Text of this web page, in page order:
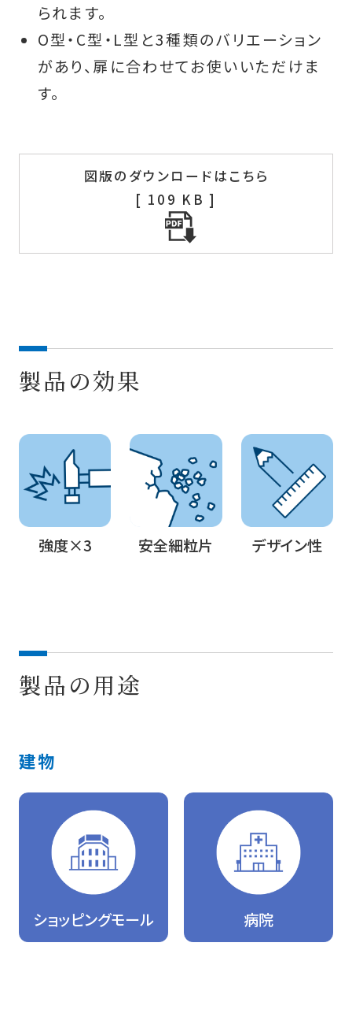
られます。
O型・C型・L型と3種類のバリエーション
があり、扉に合わせてお使いいただけま
す。
図版のダウンロードはこちら
[ 109 KB ]
製品の効果
強度×3 安全細粒片 デザイン性
製品の用途
建物
ショッピングモール 病院